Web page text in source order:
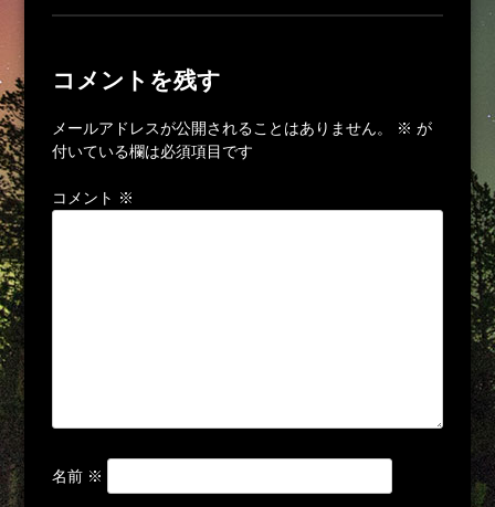
コメントを残す
メールアドレスが公開されることはありません。 ※ が
付いている欄は必須項目です
コメント ※
名前 ※